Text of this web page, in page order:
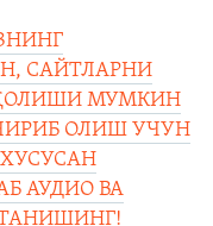
САЙТЛАРНИ
МУМКИН
ОЛИШ УЧУН
АУДИО ВА